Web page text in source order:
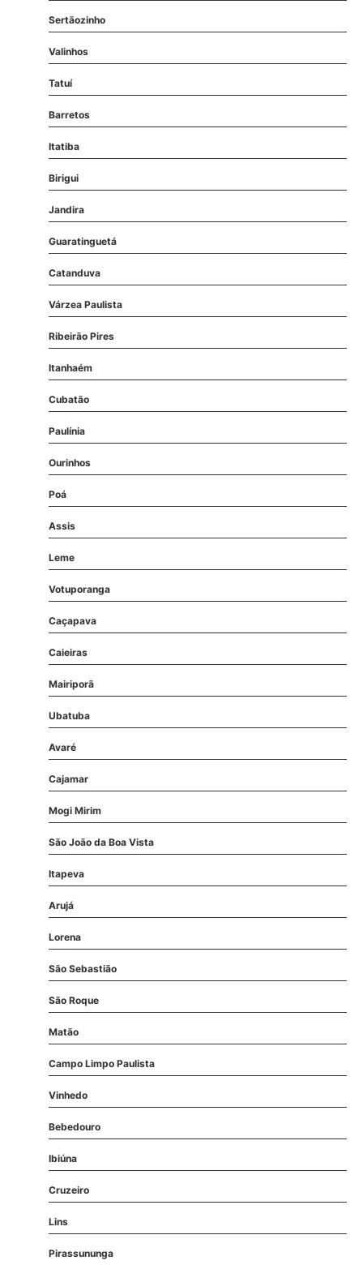
Sertãozinho
Valinhos
Tatuí
Barretos
Itatiba
Birigui
Jandira
Guaratinguetá
Catanduva
Várzea Paulista
Ribeirão Pires
Itanhaém
Cubatão
Paulínia
Ourinhos
Poá
Assis
Leme
Votuporanga
Caçapava
Caieiras
Mairiporã
Ubatuba
Avaré
Cajamar
Mogi Mirim
São João da Boa Vista
Itapeva
Arujá
Lorena
São Sebastião
São Roque
Matão
Campo Limpo Paulista
Vinhedo
Bebedouro
Ibiúna
Cruzeiro
Lins
Pirassununga